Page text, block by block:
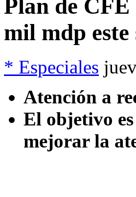
Plan de CFE
mil mdp este
* Especiales
Atención a
El objetivo
mejorar la